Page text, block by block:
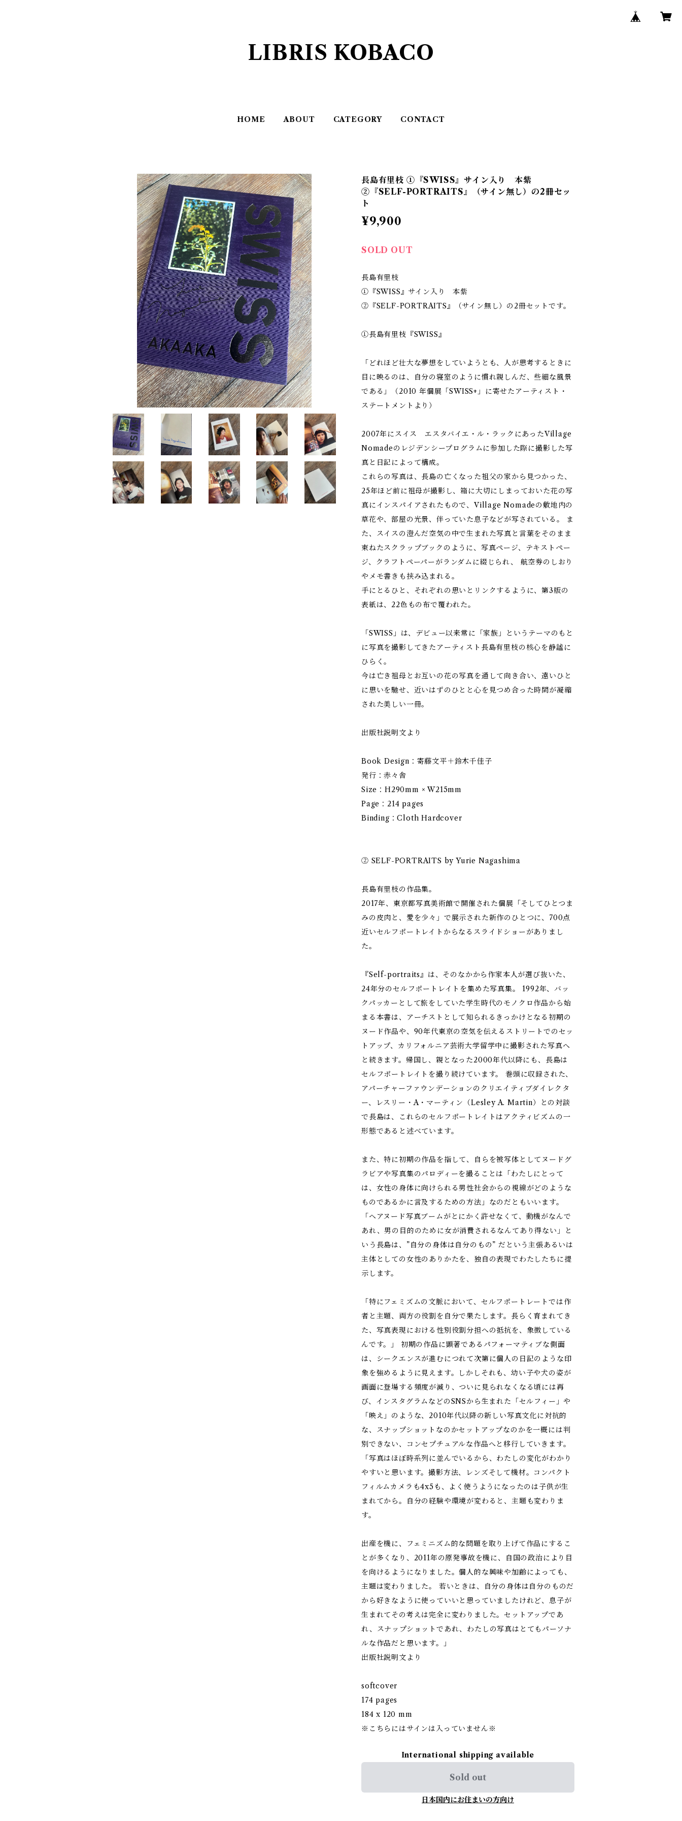
LIBRIS KOBACO
HOME ABOUT CATEGORY CONTACT
長島有里枝 ①『SWISS』サイン入り 本紫
②『SELF-PORTRAITS』（サイン無し）の2冊セッ
ト
¥9,900
SOLD OUT
長島有里枝
①『SWISS』サイン入り 本紫
②『SELF-PORTRAITS』（サイン無し）の2冊セットです。
①長島有里枝『SWISS』
「どれほど壮大な夢想をしていようとも、人が思考するときに
目に映るのは、自分の寝室のように慣れ親しんだ、些細な風景
である」（2010 年個展「SWISS+」に寄せたアーティスト・
ステートメントより）
2007年にスイス エスタバイエ・ル・ラックにあったVillage
Nomadeのレジデンシープログラムに参加した際に撮影した写
真と日記によって構成。
これらの写真は、長島の亡くなった祖父の家から見つかった、
25年ほど前に祖母が撮影し、箱に大切にしまっておいた花の写
真にインスパイアされたもので、Village Nomadeの敷地内の
草花や、部屋の光景、伴っていた息子などが写されている。 ま
た、スイスの澄んだ空気の中で生まれた写真と言葉をそのまま
束ねたスクラップブックのように、写真ページ、テキストペー
ジ、クラフトペーパーがランダムに綴じられ、 航空券のしおり
やメモ書きも挟み込まれる。
手にとるひと、それぞれの思いとリンクするように、第3版の
表紙は、22色もの布で覆われた。
「SWISS」は、デビュー以来常に「家族」というテーマのもと
に写真を撮影してきたアーティスト長島有里枝の核心を静謐に
ひらく。
今は亡き祖母とお互いの花の写真を通して向き合い、遠いひと
に思いを馳せ、近いはずのひとと心を見つめ合った時間が凝縮
された美しい一冊。
出版社説明文より
Book Design：寄藤文平＋鈴木千佳子
発行：赤々舎
Size：H290mm × W215mm
Page：214 pages
Binding：Cloth Hardcover
② SELF-PORTRAITS by Yurie Nagashima
長島有里枝の作品集。
2017年、東京都写真美術館で開催された個展「そしてひとつま
みの皮肉と、愛を少々」で展示された新作のひとつに、700点
近いセルフポートレイトからなるスライドショーがありまし
た。
『Self-portraits』は、そのなかから作家本人が選び抜いた、
24年分のセルフポートレイトを集めた写真集。 1992年、バッ
クパッカーとして旅をしていた学生時代のモノクロ作品から始
まる本書は、アーチストとして知られるきっかけとなる初期の
ヌード作品や、90年代東京の空気を伝えるストリートでのセッ
トアップ、カリフォルニア芸術大学留学中に撮影された写真へ
と続きます。帰国し、親となった2000年代以降にも、長島は
セルフポートレイトを撮り続けています。 巻頭に収録された、
アパーチャーファウンデーションのクリエイティブダイレクタ
ー、レスリー・A・マーティン（Lesley A. Martin）との対談
で長島は、これらのセルフポートレイトはアクティビズムの一
形態であると述べています。
また、特に初期の作品を指して、自らを被写体としてヌードグ
ラビアや写真集のパロディーを撮ることは「わたしにとって
は、女性の身体に向けられる男性社会からの視線がどのような
ものであるかに言及するための方法」なのだともいいます。
「ヘアヌード写真ブームがとにかく許せなくて、動機がなんで
あれ、男の目的のために女が消費されるなんてあり得ない」と
いう長島は、”自分の身体は自分のもの” だという主張あるいは
主体としての女性のありかたを、独自の表現でわたしたちに提
示します。
「特にフェミズムの文脈において、セルフポートレートでは作
者と主題、両方の役割を自分で果たします。長らく育まれてき
た、写真表現における性別役割分担への抵抗を、象徴している
んです。」 初期の作品に顕著であるパフォーマティブな側面
は、シークエンスが進むにつれて次第に個人の日記のような印
象を強めるように見えます。しかしそれも、幼い子や犬の姿が
画面に登場する頻度が減り、ついに見られなくなる頃には再
び、インスタグラムなどのSNSから生まれた「セルフィー」や
「映え」のような、2010年代以降の新しい写真文化に対抗的
な、スナップショットなのかセットアップなのかを一概には判
別できない、コンセプチュアルな作品へと移行していきます。
「写真はほぼ時系列に並んでいるから、わたしの変化がわかり
やすいと思います。撮影方法、レンズそして機材。コンパクト
フィルムカメラも4x5も、よく使うようになったのは子供が生
まれてから。自分の経験や環境が変わると、主題も変わりま
す。
出産を機に、フェミニズム的な問題を取り上げて作品にするこ
とが多くなり、2011年の原発事故を機に、自国の政治により目
を向けるようになりました。個人的な興味や加齢によっても、
主題は変わりました。 若いときは、自分の身体は自分のものだ
から好きなように使っていいと思っていましたけれど、息子が
生まれてその考えは完全に変わりました。セットアップであ
れ、スナップショットであれ、わたしの写真はとてもパーソナ
ルな作品だと思います。」
出版社説明文より
softcover
174 pages
184 x 120 mm
※こちらにはサインは入っていません※
International shipping available
Sold out
日本国内にお住まいの方向け